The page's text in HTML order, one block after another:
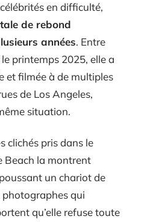
en difficulté,
de rebond
années. Entre
printemps 2025, elle a
et filmée à de multiples
de Los Angeles,
situation.
clichés pris dans le
Beach la montrent
un chariot de
photographes qui
qu’elle refuse toute